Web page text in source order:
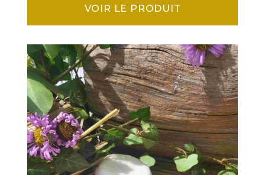
VOIR LE PRODUIT